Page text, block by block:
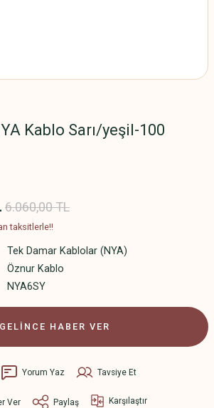
Kablo Sarı/yeşil-100
6.060,00 TL
taksitlerle!!
Tek Damar Kablolar (NYA)
Öznur Kablo
NYA6SY
GELİNCE HABER VER
Yorum Yaz Tavsiye Et
Ver Paylaş Karşılaştır